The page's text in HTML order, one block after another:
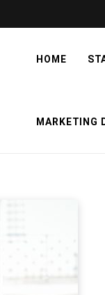
HOME
MARKETING